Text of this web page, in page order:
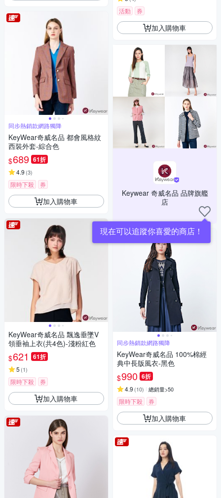
同步熱銷款網路獨降
KeyWear奇威名品 都會風格紋
西裝外套-綜合色
$689 61折
4.9 (3)
限時下殺 券
加入購物車
KeyWear奇威名品 飄逸垂墜V
領垂袖上衣(共4色)-淺粉紅色
$621 61折
5 (1)
限時下殺 券
加入購物車
活動 券
加入購物車
Keywear 奇威名品 品牌旗艦
店
現在可以追蹤你喜愛的商店！
同步熱銷款網路獨降
KeyWear奇威名品 100%棉經
典中長版風衣-黑色
$990 6折
4.9 (10) 總銷量>50
限時下殺 券
加入購物車